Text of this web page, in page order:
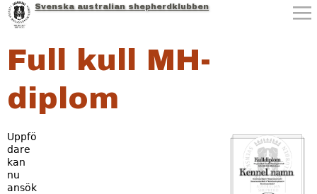
Jump to navigation
Svenska australian shepherdklubben
Full kull MH-
diplom
Uppfö
dare
kan
nu
ansök